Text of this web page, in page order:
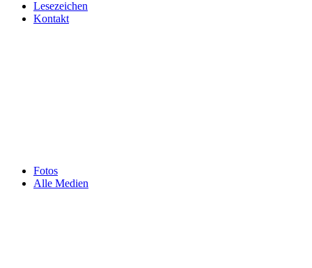
Fotos
Alle Medien
Lesezeichen
Kontakt